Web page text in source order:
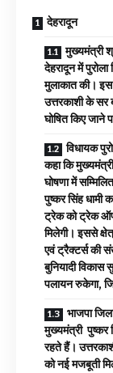
देहरादून
मुख्यमंत्री
देहरादून में
मुलाकात की। इस
उत्तरकाशी के
घोषित किए जाने
विधायक
कहा कि
घोषणा में
पुष्कर सिंह
ट्रेक को ट्रेक ऑफ
मिलेगी। इससे
एवं ट्रैक्टर्स की
बुनियादी विकास
पलायन रुकेगा,
भाजपा
मुख्यमंत्री पुष्कर
रहते हैं।
को नई मजबूती